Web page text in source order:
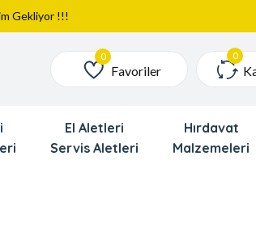
?
Favoriler
Favoriler
El Aletleri
Servis Aletleri
Hırdavat
Malzemeleri